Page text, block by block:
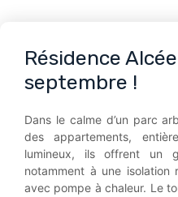
Résidence
septembre !
Dans le calme d’un parc
des appartements,
lumineux, ils offrent un
notamment à une
avec pompe à chaleur. Le